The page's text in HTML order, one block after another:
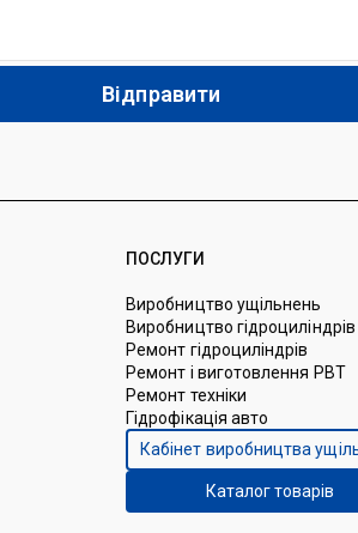
ПОСЛУГИ
Виробництво ущільнень
Виробництво гідроциліндрів
Ремонт гідроциліндрів
Ремонт і виготовлення РВТ
Ремонт техніки
Гідрофікація авто
Кабінет виробництва
Каталог товарів